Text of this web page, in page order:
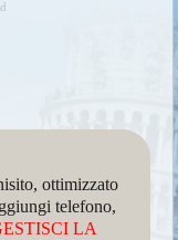
ottimizzato
telefono,
LA